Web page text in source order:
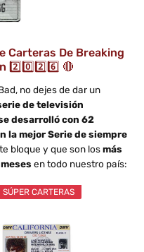
Carteras De Breaking
2️⃣0️⃣2️⃣6️⃣ 🔴
no dejes de dar un
de televisión
desarrolló con 62
la mejor Serie de siempre
bloque y que son losmás
en todo nuestro país:
SÚPER CARTERAS